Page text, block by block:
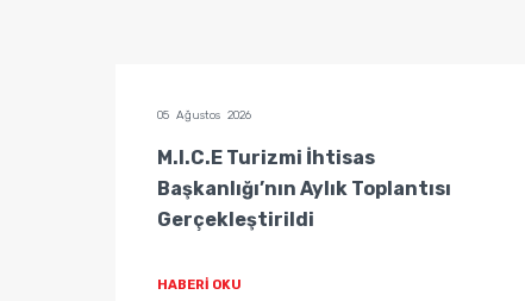
05 Ağustos 2026
M.I.C.E Turizmi İhtisas
Başkanlığı’nın Aylık Toplantısı
Gerçekleştirildi
HABERİ OKU